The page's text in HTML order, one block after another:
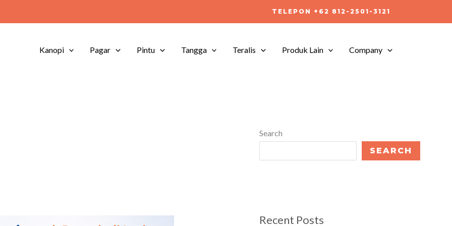
TELEPON +62 812-2501-3121
Kanopi Pagar Pintu Tangga Teralis Produk Lain Company
Search
SEARCH
Recent Posts